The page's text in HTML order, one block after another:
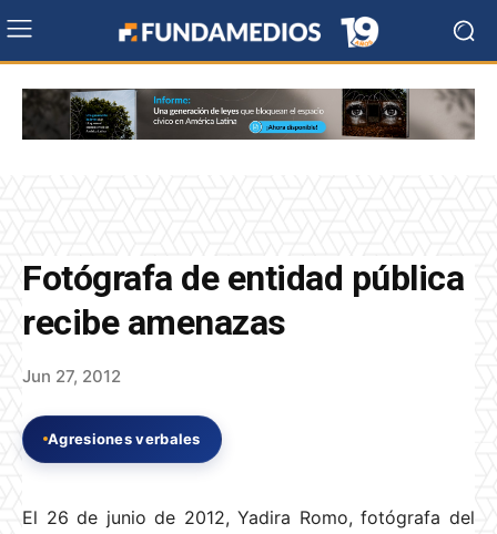
Fotógrafa de entidad pública
recibe amenazas
Jun 27, 2012
Agresiones verbales
El 26 de junio de 2012, Yadira Romo, fotógrafa del